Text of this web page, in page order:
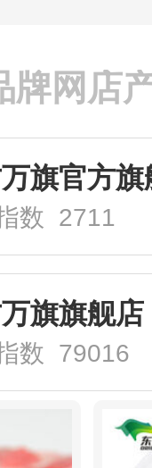
牌网店
旗官方旗
数 2711
旗旗舰店
数 79016